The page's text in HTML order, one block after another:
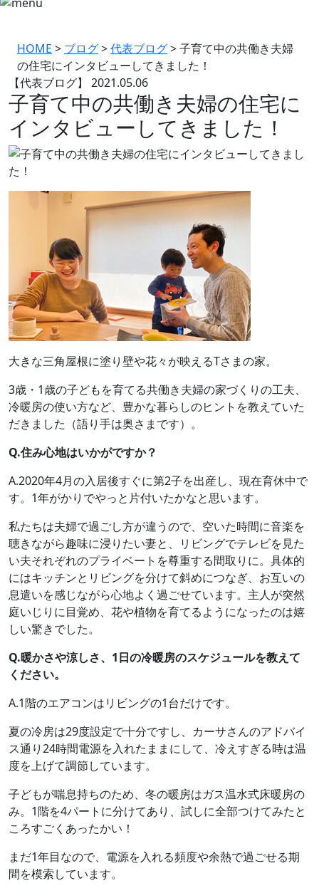
HOME > ブログ>代表ブログ>子育て中の共働き夫婦
の住宅にインタビューしてきました！
【代表ブログ】 2021.05.06
子育て中の共働き夫婦の住宅に
インタビューしてきました！
大きな三角屋根に塗り壁や花々が映えるTさまの家。
3歳・1歳の子どもを育てる共働き夫婦の家づくりの工夫、
冷暖房の使い方など、豊かな暮らしのヒントを教えていた
だきました（語り手は奥さまです）。
Q.住み心地はいかがですか？
A.2020年4月の入居後すぐに第2子を出産し、現在育休中で
す。1年がかりでやっと片付いたかなと思います。
私たちは夫婦で過ごし方が違うので、空いた時間に音楽を
聴きながら趣味に浸りたい妻と、リビングでテレビを見た
い夫それぞれのプライベートを尊重する間取りに。具体的
にはキッチンとリビングを分けて斜めにつなぎ、お互いの
息遣いを感じながら心地よく過ごせています。主人が突然
庭いじりに目覚め、花や植物を育てるようになったのは嬉
しい驚きでした。
Q.暖かさや涼しさ、1日の冷暖房のスケジュールを教えて
ください。
A.1階のエアコンはリビングの1台だけです。
夏の冷房は29度設定で十分ですし、カーサさんのアドバイ
ス通り24時間電源を入れたままにして、冷えすぎる時は温
度を上げて調節しています。
子どもが喘息持ちのため、冬の暖房はガス温水式床暖房の
み。1階を4パートに分けてあり、試しに全部つけてみたと
ころすごくあったかい！
まだ1年目なので、電源を入れる頻度や余熱で過ごせる期
間を模索しています。